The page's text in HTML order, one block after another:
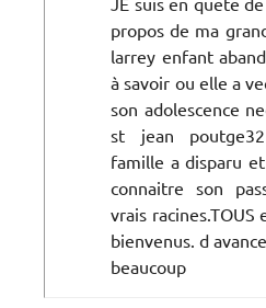
propos de ma
larrey enfant
à savoir ou elle a
son adolescence
st jean
famille a disparu
connaitre son
vrais
bienvenus. d
beaucoup